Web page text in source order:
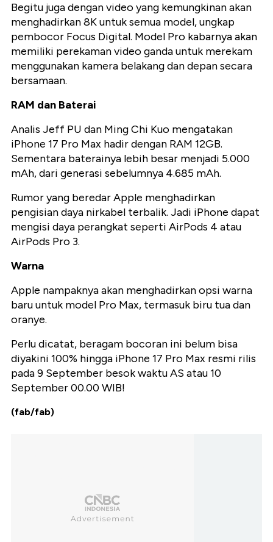
Begitu juga dengan video yang kemungkinan akan
menghadirkan 8K untuk semua model, ungkap
pembocor Focus Digital. Model Pro kabarnya akan
memiliki perekaman video ganda untuk merekam
menggunakan kamera belakang dan depan secara
bersamaan.
RAM dan Baterai
Analis Jeff PU dan Ming Chi Kuo mengatakan
iPhone 17 Pro Max hadir dengan RAM 12GB.
Sementara baterainya lebih besar menjadi 5.000
mAh, dari generasi sebelumnya 4.685 mAh.
Rumor yang beredar Apple menghadirkan
pengisian daya nirkabel terbalik. Jadi iPhone dapat
mengisi daya perangkat seperti AirPods 4 atau
AirPods Pro 3.
Warna
Apple nampaknya akan menghadirkan opsi warna
baru untuk model Pro Max, termasuk biru tua dan
oranye.
Perlu dicatat, beragam bocoran ini belum bisa
diyakini 100% hingga iPhone 17 Pro Max resmi rilis
pada 9 September besok waktu AS atau 10
September 00.00 WIB!
(fab/fab)